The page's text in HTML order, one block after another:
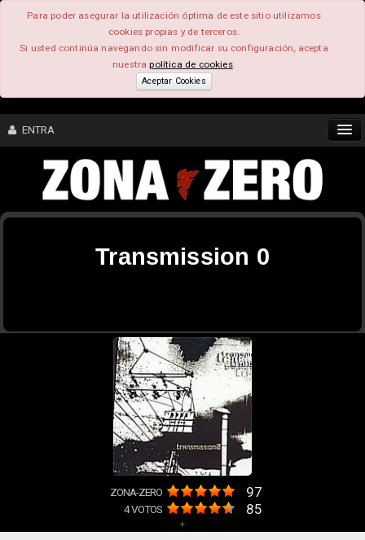
Para poder asegurar la utilización óptima de este sitio utilizamos
cookies propias y de terceros.
Si usted continúa navegando sin modificar su configuración, acepta
nuestrapolítica de cookies.
Aceptar Cookies
ENTRA
CONTENIDO
Transmission 0
ZONA-ZERO 97
4VOTOS 85
+